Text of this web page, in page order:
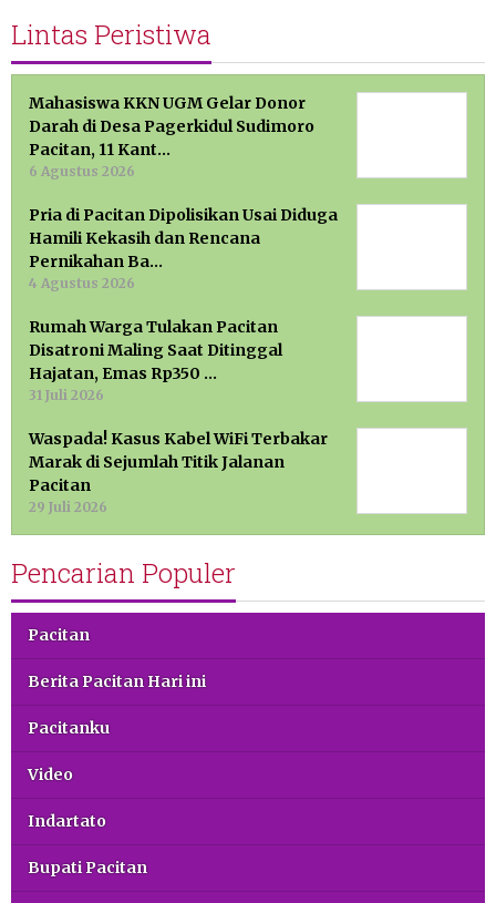
Lintas Peristiwa
Mahasiswa KKN UGM Gelar Donor
Darah di Desa Pagerkidul Sudimoro
Pacitan, 11 Kant…
6 Agustus 2026
Pria di Pacitan Dipolisikan Usai Diduga
Hamili Kekasih dan Rencana
Pernikahan Ba…
4 Agustus 2026
Rumah Warga Tulakan Pacitan
Disatroni Maling Saat Ditinggal
Hajatan, Emas Rp350 …
31 Juli 2026
Waspada! Kasus Kabel WiFi Terbakar
Marak di Sejumlah Titik Jalanan
Pacitan
29 Juli 2026
Pencarian Populer
Pacitan
Berita Pacitan Hari ini
Pacitanku
Video
Indartato
Bupati Pacitan